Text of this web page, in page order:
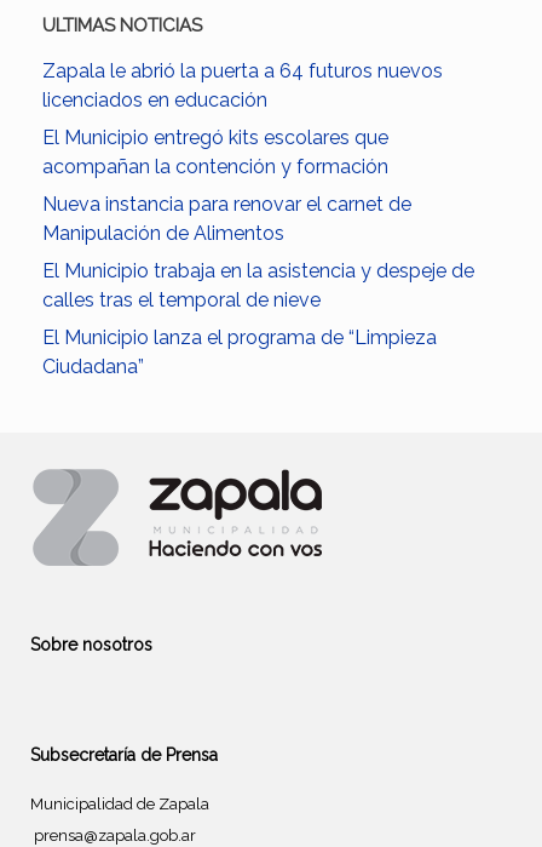
ULTIMAS NOTICIAS
Zapala le abrió la puerta a 64 futuros nuevos
licenciados en educación
El Municipio entregó kits escolares que
acompañan la contención y formación
Nueva instancia para renovar el carnet de
Manipulación de Alimentos
El Municipio trabaja en la asistencia y despeje de
calles tras el temporal de nieve
El Municipio lanza el programa de “Limpieza
Ciudadana”
Sobre nosotros
Subsecretaría de Prensa
Municipalidad de Zapala
prensa@zapala.gob.ar